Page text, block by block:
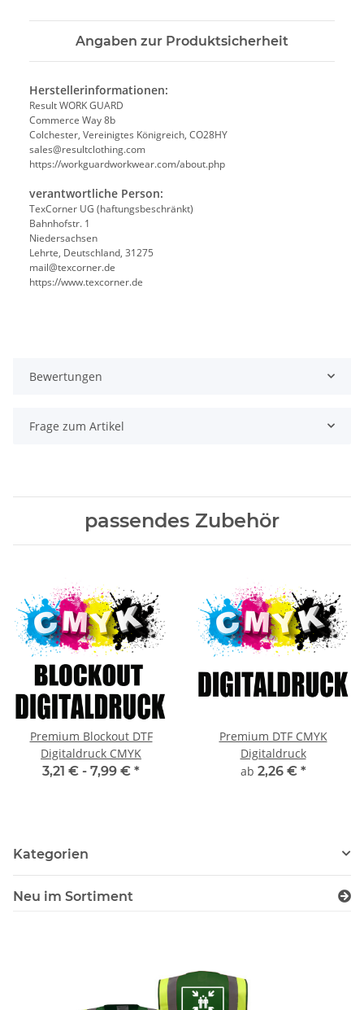
Angaben zur Produktsicherheit
Herstellerinformationen:
Result WORK GUARD
Commerce Way 8b
Colchester, Vereinigtes Königreich, CO28HY
sales@resultclothing.com
https://workguardworkwear.com/about.php
verantwortliche Person:
TexCorner UG (haftungsbeschränkt)
Bahnhofstr. 1
Niedersachsen
Lehrte, Deutschland, 31275
mail@texcorner.de
https://www.texcorner.de
Bewertungen
Frage zum Artikel
passendes Zubehör
Premium Blockout DTF
Digitaldruck CMYK
3,21 € - 7,99 € *
Premium DTF CMYK
Digitaldruck
ab 2,26 € *
Kategorien
Neu im Sortiment